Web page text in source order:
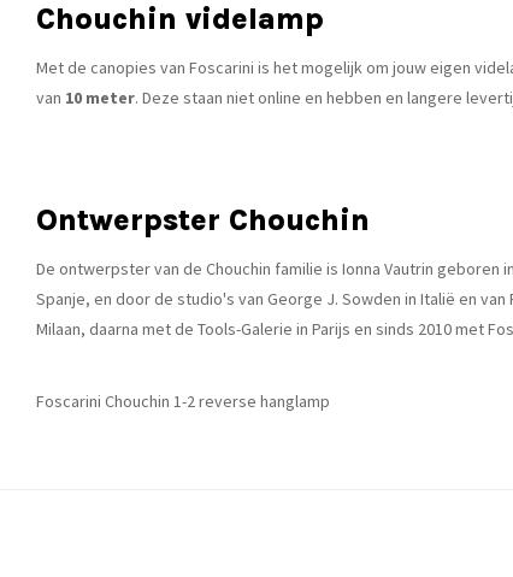
Chouchin videlamp
Met de canopies van Foscarini is het mogelijk om jouw eigen
van 10 meter. Deze staan niet online en hebben en langere
Ontwerpster Chouchin
De ontwerpster van de Chouchin familie is Ionna Vautrin
Spanje, en door de studio's van George J. Sowden in Italië en
Milaan, daarna met de Tools-Galerie in Parijs en sinds 2010 met
Foscarini Chouchin 1-2 reverse hanglamp